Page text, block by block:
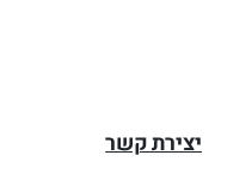
יצירת קשר